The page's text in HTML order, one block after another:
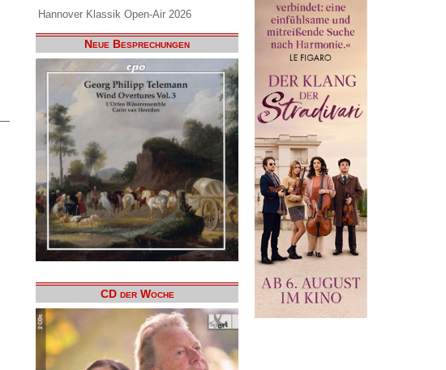
Hannover Klassik Open-Air 2026
Neue Besprechungen
CD der Woche